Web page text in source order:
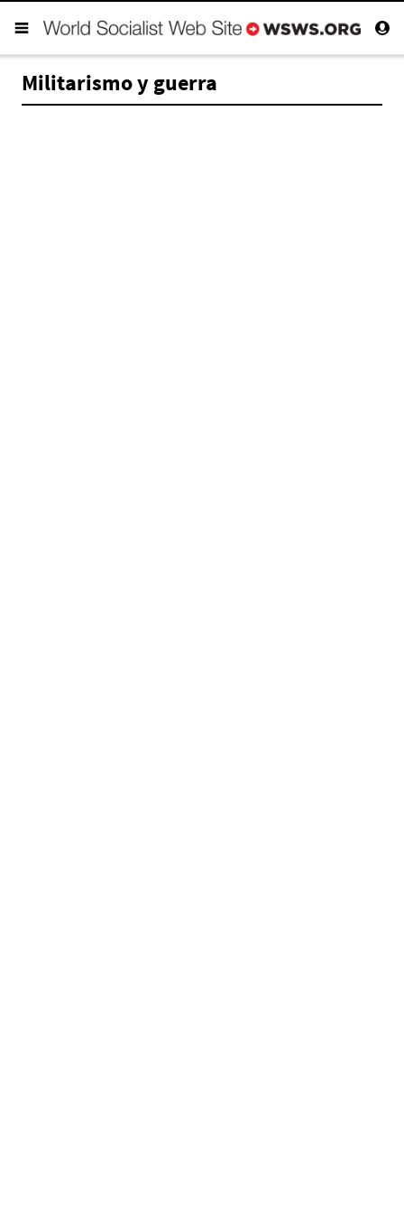
Militarismo y guerra